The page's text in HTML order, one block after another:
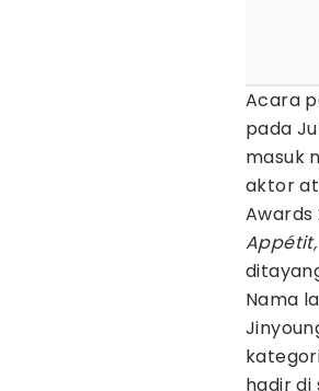
Acara
pada
masuk
aktor
Awards
Nama
hadir di